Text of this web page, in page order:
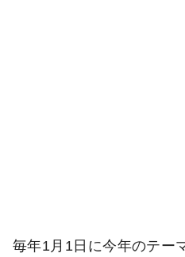
毎年1月1日に今年のテー